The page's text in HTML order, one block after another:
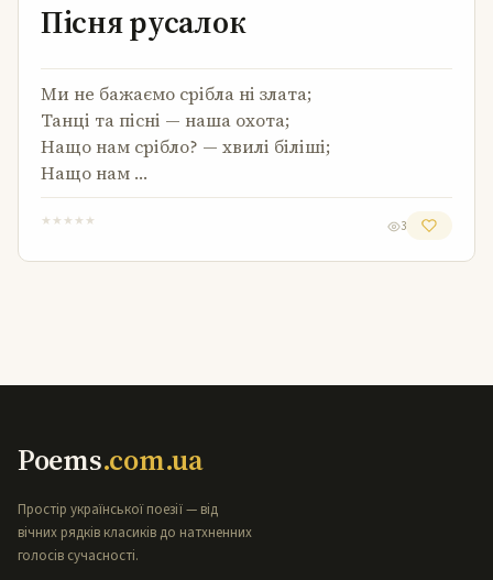
Пісня русалок
Ми не бажаємо срібла ні злата;
Танці та пісні — наша охота;
Нащо нам срібло? — хвилі біліші;
Нащо нам …
★ ★ ★ ★ ★ 3
Poems.com.ua
Простір української поезії — від
вічних рядків класиків до натхненних
голосів сучасності.